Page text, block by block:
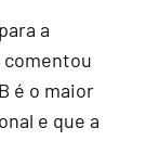
a
comentou
é o maior
e que a